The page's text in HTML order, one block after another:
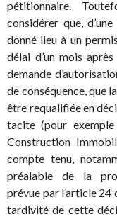
pétitionnaire.
considérer que,
donné lieu à un
délai d’un mois
demande
de conséquence, que
être requalifiée en
tacite (pour
Construction
compte tenu,
préalable de la
prévue par l’article 24
tardivité de cette